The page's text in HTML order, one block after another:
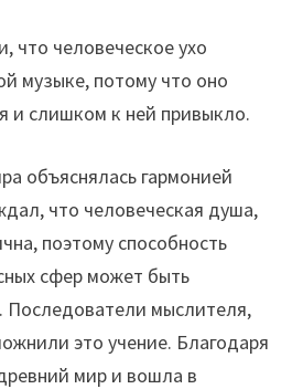
что человеческое ухо
музыке, потому что оно
и слишком к ней привыкло.
объяснялась гармонией
что человеческая душа,
поэтому способность
сфер может быть
Последователи мыслителя,
это учение. Благодаря
мир и вошла в